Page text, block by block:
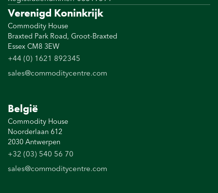
Verenigd Koninkrijk
Commodity House
Braxted Park Road, Groot-Braxted
Essex CM8 3EW
+44 (0) 1621 892345
sales@commoditycentre.com
België
Commodity House
Noorderlaan 612
2030 Antwerpen
+32 (03) 540 56 70
sales@commoditycentre.com